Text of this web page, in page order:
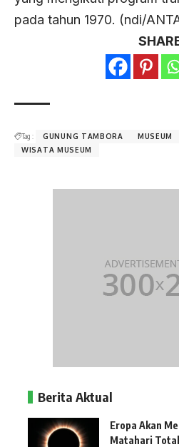
pada tahun 1970. (ndi/
Tag : GUNUNG TAMBORA MUSEUM
WISATA MUSEUM
Berita Aktual
Eropa Akan
Matahari